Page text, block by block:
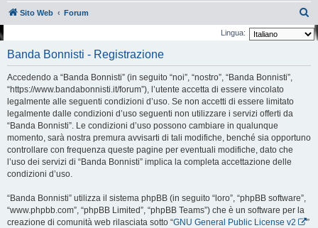
Sito Web Forum
e
Lingua:
Banda Bonnisti - Registrazione
Accedendo a “Banda Bonnisti” (in seguito “noi”, “nostro”, “Banda Bonnisti”,
“https://www.bandabonnisti.it/forum”), l’utente accetta di essere vincolato
legalmente alle seguenti condizioni d’uso. Se non accetti di essere limitato
legalmente dalle condizioni d’uso seguenti non utilizzare i servizi offerti da
“Banda Bonnisti”. Le condizioni d’uso possono cambiare in qualunque
momento, sarà nostra premura avvisarti di tali modifiche, benché sia opportuno
controllare con frequenza queste pagine per eventuali modifiche, dato che
l’uso dei servizi di “Banda Bonnisti” implica la completa accettazione delle
condizioni d’uso.
“Banda Bonnisti” utilizza il sistema phpBB (in seguito “loro”, “phpBB software”,
“www.phpbb.com”, “phpBB Limited”, “phpBB Teams”) che è un software per la
creazione di comunità web rilasciata sotto “GNU General Public License v2
”